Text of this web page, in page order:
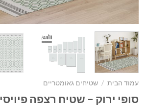
עמוד הבית / שטיחים גאומטריים
סופי ירוק – שטיח רצפה פיויסי –